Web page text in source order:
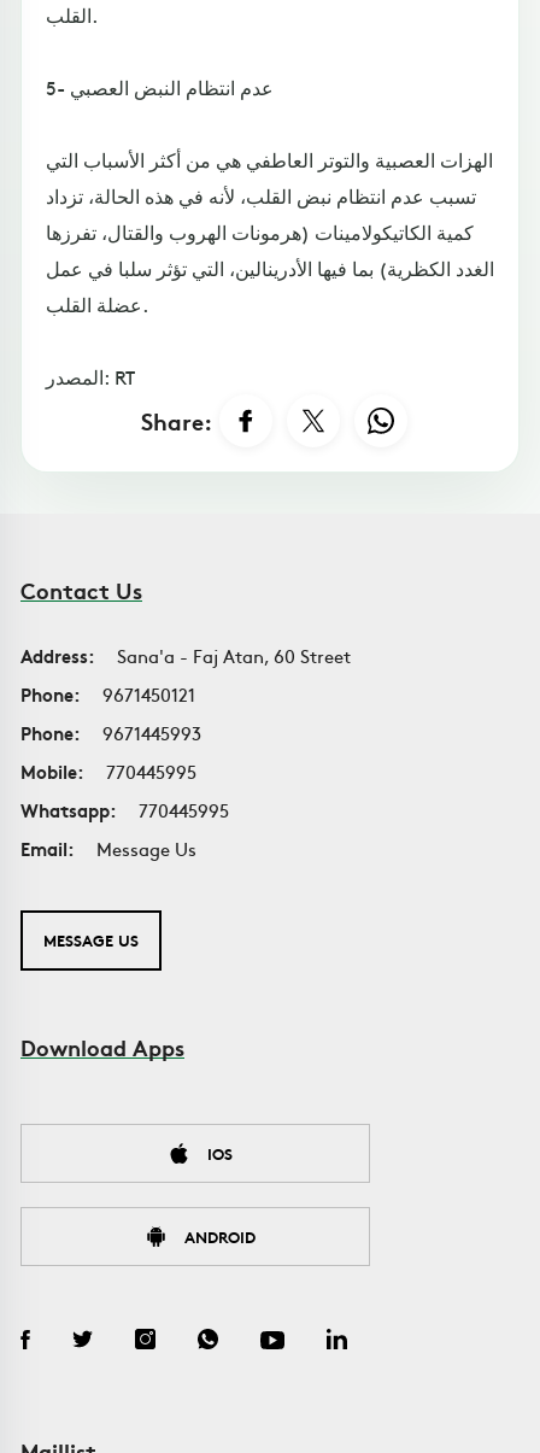
القلب.
5- عدم انتظام النبض العصبي
الهزات العصبية والتوتر العاطفي هي من أكثر الأسباب التي
تسبب عدم انتظام نبض القلب، لأنه في هذه الحالة، تزداد
كمية الكاتيكولامينات (هرمونات الهروب والقتال، تفرزها
الغدد الكظرية) بما فيها الأدرينالين، التي تؤثر سلبا في عمل
عضلة القلب.
المصدر: RT
Share:
Contact Us
Address:
Sana'a - Faj Atan, 60 Street
Phone:
9671450121
Phone:
9671445993
Mobile:
770445995
Whatsapp:
770445995
Email:
Message Us
MESSAGE US
Download Apps
IOS
ANDROID